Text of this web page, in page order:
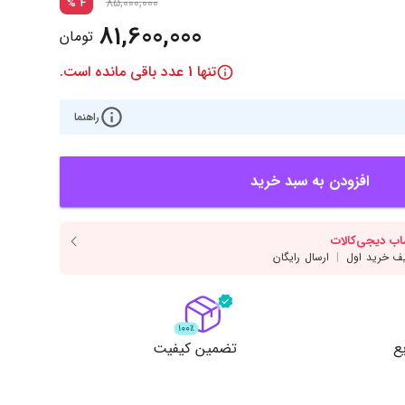
نمایش همه محصولات
گرافیک
81,600,000 تومان
تنها 1 عدد باقی مانده است.
راهنما
افزودن به سبد خرید
تضمین کیفیت